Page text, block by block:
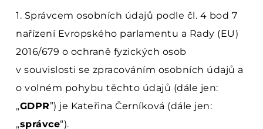
1. Správcem osobních údajů podle čl. 4 bod 7
nařízení Evropského parlamentu a Rady (EU)
2016/679 o ochraně fyzických osob
v souvislosti se zpracováním osobních údajů a
o volném pohybu těchto údajů (dále jen:
„GDPR”) je Kateřina Černíková (dále jen:
„správce“).